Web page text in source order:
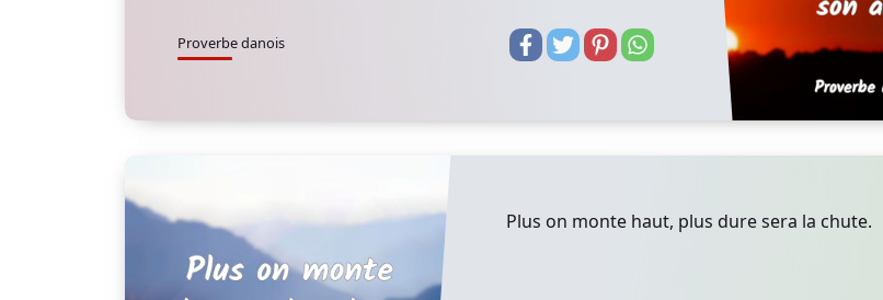
Proverbe danois
Plus on monte haut, plus dure sera la chute.